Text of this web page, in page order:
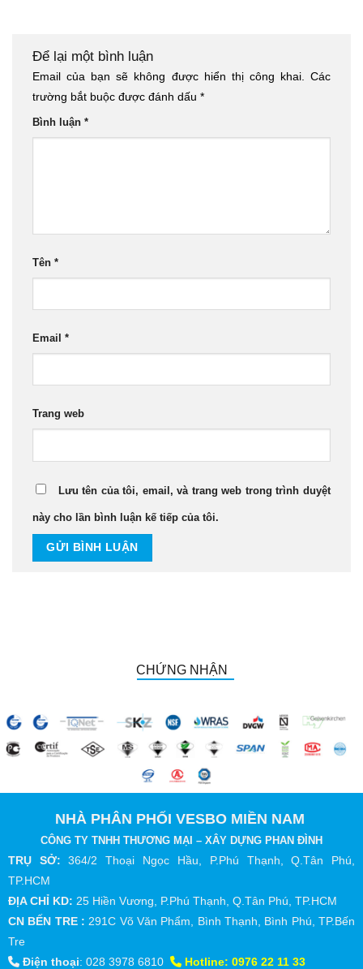
Để lại một bình luận
Email của bạn sẽ không được hiển thị công khai.
Các
trường bắt buộc được đánh dấu *
Bình luận *
Tên *
Email *
Trang web
Lưu tên của tôi, email, và trang web trong trình duyệt
này cho lần bình luận kế tiếp của tôi.
CHỨNG NHẬN
NHÀ PHÂN PHỐI VESBO MIỀN NAM
CÔNG TY TNHH THƯƠNG MẠI – XÂY DỰNG PHAN ĐÌNH
TRỤ SỞ: 364/2 Thoại Ngọc Hầu, P.Phú Thạnh, Q.Tân Phú,
TP.HCM
ĐỊA CHỈ KD: 25 Hiền Vương, P.Phú Thạnh, Q.Tân Phú, TP.HCM
CN BẾN TRE : 291C Võ Văn Phẩm, Bình Thạnh, Bình Phú, TP.Bến
Tre
Điện thoại: 028 3978 6810 Hotline: 0976 22 11 33